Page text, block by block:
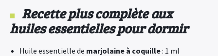
Recette plus complèteaux
huiles essentielles pour dormir
Huile essentielle de marjolaine à coquille: 1 ml